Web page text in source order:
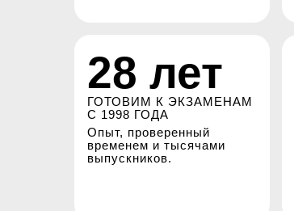
28 лет
ГОТОВИМ К ЭКЗАМЕНАМ
С 1998 ГОДА
Опыт, проверенный
временем и тысячами
выпускников.